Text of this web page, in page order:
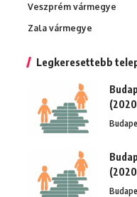
Veszprém vármegye
Zala vármegye
Legkeresettebb